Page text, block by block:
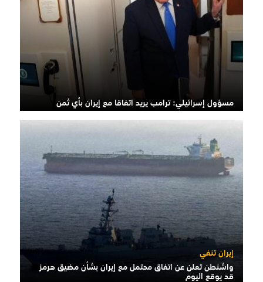
مسؤول إسرائيلي: ترامب يريد اتفاقا مع إيران بأي ثمن
إيران تنفي
واشنطن تعلن عن اتفاق محتمل مع إيران بشأن مضيق هرمز
قد يوقع اليوم